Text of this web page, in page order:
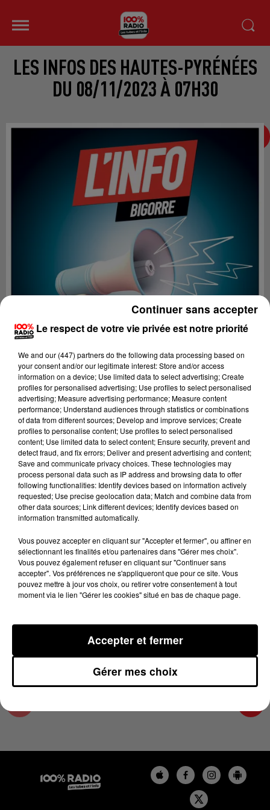
LES INFOS DES HAUTES-PYRÉNÉES
DU 08/11/2023 À 07H30
Lecture (4 min 10 sec)
100%
100% Radio les infos des Hautes-Pyrénées
8 novembre 2023 - 4 min 10 sec
LES INFOS DES HAUTES-PYRÉNÉES DU
08/11/2023 À 07H30
Podcasts infos des Hautes-Pyrénées
Le respect de votre vie privée est notre priorité
We and our (447) partnersdo the following data processing based on
your consent and/or our legitimate interest: Store and/or access
information on a device; Use limited data to select advertising; Create
profiles for personalised advertising; Use profiles to select personalised
advertising; Measure advertising performance; Measure content
performance; Understand audiences through statistics or combinations
of data from different sources; Develop and improve services; Create
profiles to personalise content; Use profiles to select personalised
content; Use limited data to select content; Ensure security, prevent and
detect fraud, and fix errors; Deliver and present advertising and content;
Save and communicate privacy choices. These technologies may
process personal data such as IP address and browsing data to offer
following functionalities: Identify devices based on information actively
requested; Use precise geolocation data; Match and combine data from
other data sources; Link different devices; Identify devices based on
information transmitted automatically.
Vous pouvez accepter en cliquant sur "Accepter et fermer", ou affiner en
sélectionnant les finalités et/ou partenaires dans "Gérer mes choix".
Vous pouvez également refuser en cliquant sur "Continuer sans
accepter". Vos préférences ne s'appliqueront que pour ce site. Vous
pouvez mettre à jour vos choix, ou retirer votre consentement à tout
moment via le lien "Gérer les cookies" situé en bas de chaque page.
Gérer mes choix
Accepter et fermer
Continuer sans accepter